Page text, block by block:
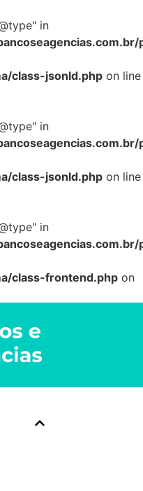
in
class-jsonld.php on line
in
class-jsonld.php on line
in
class-frontend.php on